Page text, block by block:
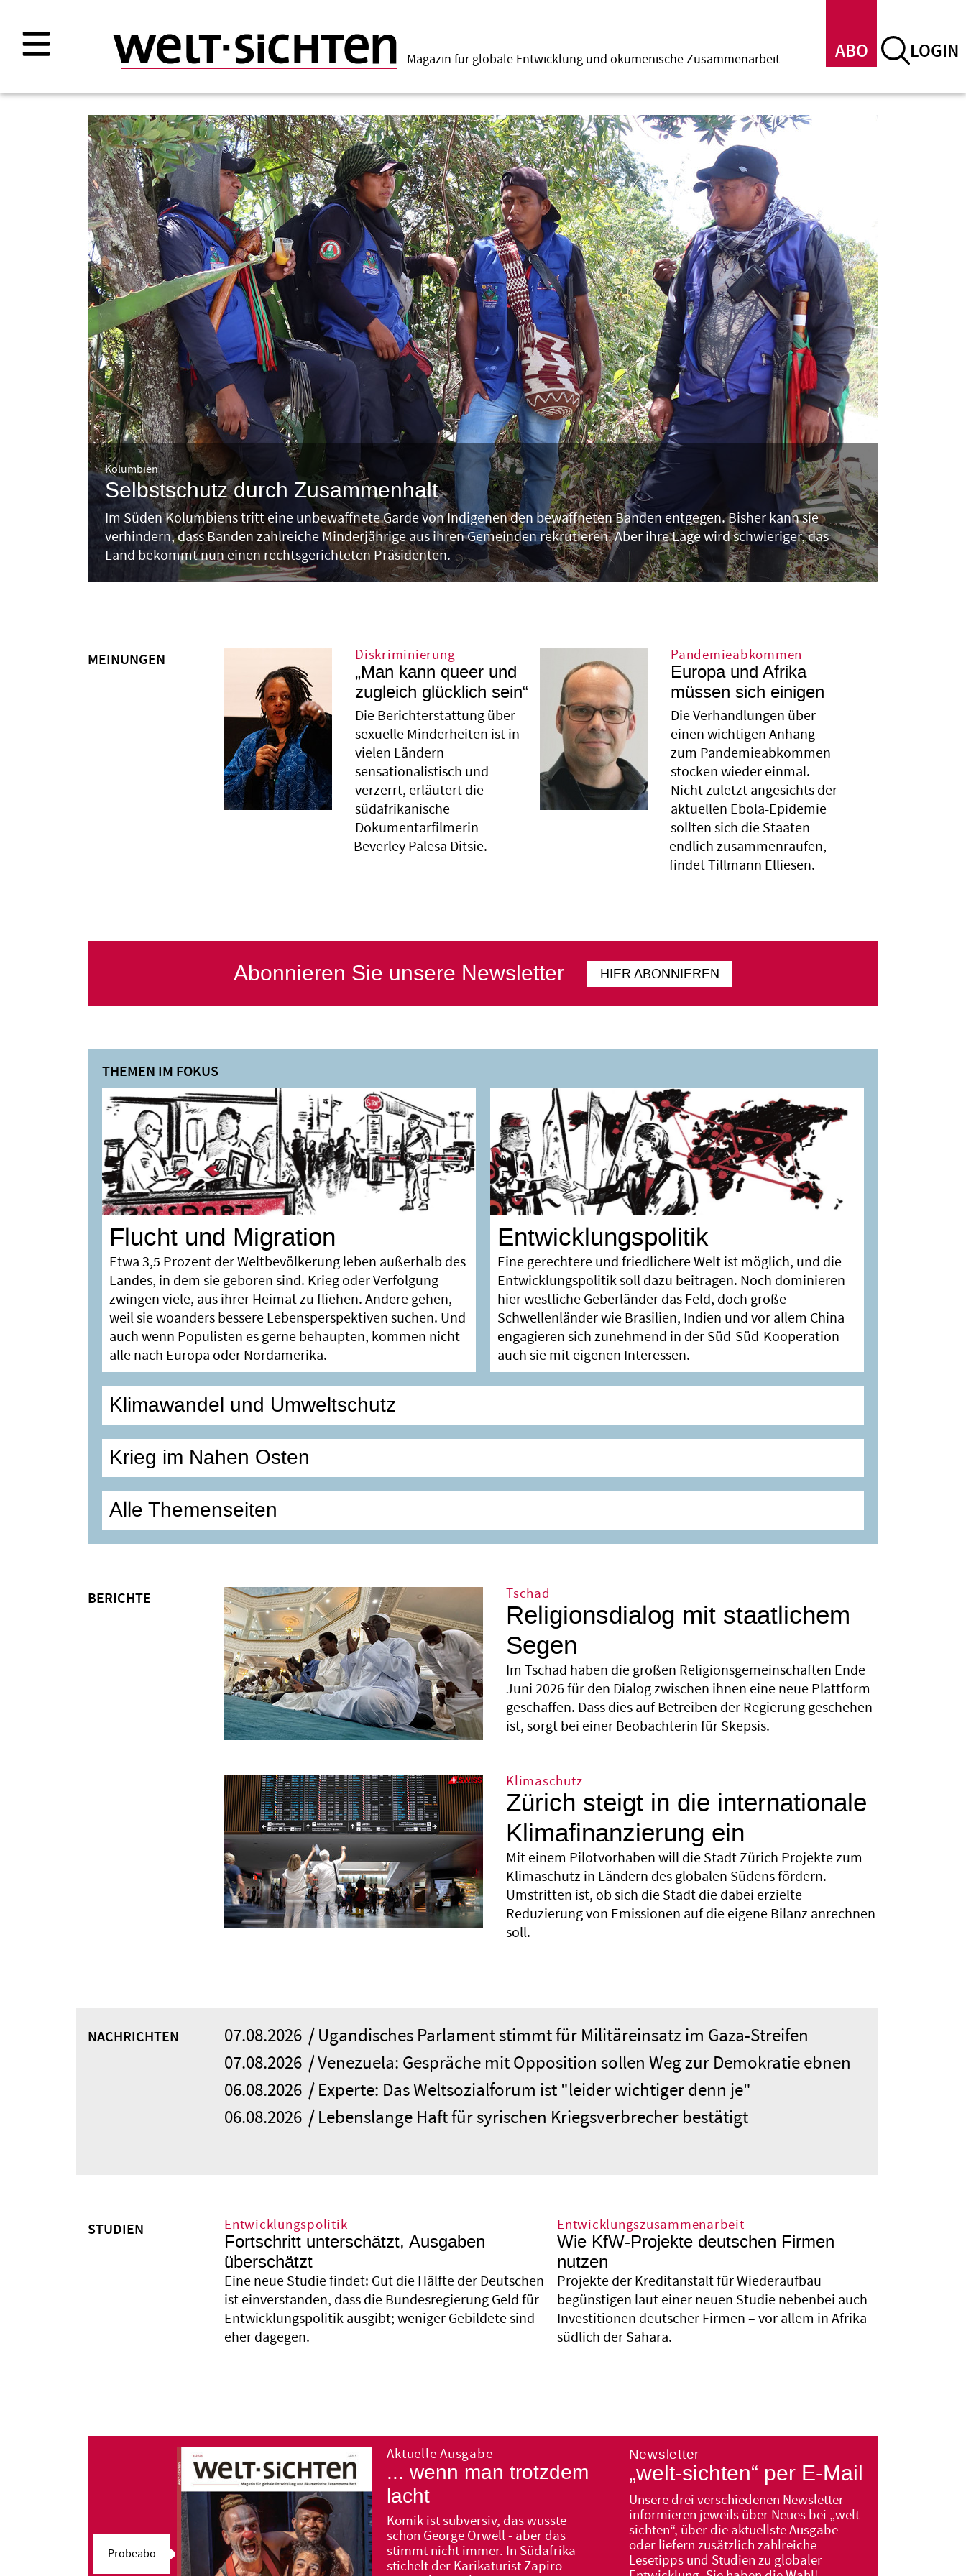
Inhalt
ABO LOGIN
Magazin für globale Entwicklung und ökumenische Zusammenarbeit
Kolumbien
Selbstschutz durch Zusammenhalt
Im Süden Kolumbiens tritt eine unbewaffnete Garde von Indigenen den bewaffneten Banden entgegen. Bisher kann sie
verhindern, dass Banden zahlreiche Minderjährige aus ihren Gemeinden rekrutieren. Aber ihre Lage wird schwieriger, das
Land bekommt nun einen rechtsgerichteten Präsidenten.
MEINUNGEN Diskriminierung
„Man kann queer und
zugleich glücklich sein“
Die Berichterstattung über
sexuelle Minderheiten ist in
vielen Ländern
sensationalistisch und
verzerrt, erläutert die
südafrikanische
Dokumentarfilmerin
Beverley Palesa Ditsie.
Pandemieabkommen
Europa und Afrika
müssen sich einigen
Die Verhandlungen über
einen wichtigen Anhang
zum Pandemieabkommen
stocken wieder einmal.
Nicht zuletzt angesichts der
aktuellen Ebola-Epidemie
sollten sich die Staaten
endlich zusammenraufen,
findet Tillmann Elliesen.
Abonnieren Sie unsere Newsletter HIER ABONNIEREN
Flucht und Migration
Etwa 3,5 Prozent der Weltbevölkerung leben außerhalb des
Landes, in dem sie geboren sind. Krieg oder Verfolgung
zwingen viele, aus ihrer Heimat zu fliehen. Andere gehen,
weil sie woanders bessere Lebensperspektiven suchen. Und
auch wenn Populisten es gerne behaupten, kommen nicht
alle nach Europa oder Nordamerika.
Entwicklungspolitik
Eine gerechtere und friedlichere Welt ist möglich, und die
Entwicklungspolitik soll dazu beitragen. Noch dominieren
hier westliche Geberländer das Feld, doch große
Schwellenländer wie Brasilien, Indien und vor allem China
engagieren sich zunehmend in der Süd-Süd-Kooperation –
auch sie mit eigenen Interessen.
Klimawandel und Umweltschutz
Krieg im Nahen Osten
Alle Themenseiten
BERICHTE Tschad
Religionsdialog mit staatlichem
Segen
Im Tschad haben die großen Religionsgemeinschaften Ende
Juni 2026 für den Dialog zwischen ihnen eine neue Plattform
geschaffen. Dass dies auf Betreiben der Regierung geschehen
ist, sorgt bei einer Beobachterin für Skepsis.
Klimaschutz
Zürich steigt in die internationale
Klimafinanzierung ein
Mit einem Pilotvorhaben will die Stadt Zürich Projekte zum
Klimaschutz in Ländern des globalen Südens fördern.
Umstritten ist, ob sich die Stadt die dabei erzielte
Reduzierung von Emissionen auf die eigene Bilanz anrechnen
soll.
NACHRICHTEN 07.08.2026
Ugandisches Parlament stimmt für Militäreinsatz im Gaza-Streifen
07.08.2026
Venezuela: Gespräche mit Opposition sollen Weg zur Demokratie ebnen
06.08.2026
Experte: Das Weltsozialforum ist "leider wichtiger denn je"
06.08.2026
Lebenslange Haft für syrischen Kriegsverbrecher bestätigt
STUDIEN Entwicklungspolitik
Fortschritt unterschätzt, Ausgaben
überschätzt
Eine neue Studie findet: Gut die Hälfte der Deutschen
ist einverstanden, dass die Bundesregierung Geld für
Entwicklungspolitik ausgibt; weniger Gebildete sind
eher dagegen.
Entwicklungszusammenarbeit
Wie KfW-Projekte deutschen Firmen
nutzen
Projekte der Kreditanstalt für Wiederaufbau
begünstigen laut einer neuen Studie nebenbei auch
Investitionen deutscher Firmen – vor allem in Afrika
südlich der Sahara.
Probeabo
Aktuelle Ausgabe
... wenn man trotzdem
lacht
Komik ist subversiv, das wusste
schon George Orwell - aber das
stimmt nicht immer. In Südafrika
stichelt der Karikaturist Zapiro
„welt-sichten“ per E-Mail
Unsere drei verschiedenen Newsletter
informieren jeweils über Neues bei „welt-
sichten“, über die aktuellste Ausgabe
oder liefern zusätzlich zahlreiche
Lesetipps und Studien zu globaler